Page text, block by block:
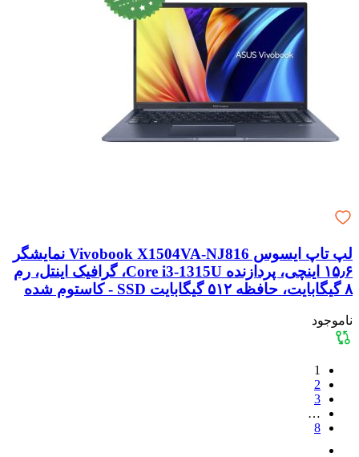
لپ تاپ ایسوس Vivobook X1504VA-NJ816 نمایشگر
۱۵٫۶ اینچی، پردازنده Core i3-1315U، گرافیک اینتل، رم
۸ گیگابایت، حافظه ۵۱۲ گیگابایت SSD - کاستوم شده
ناموجود
1
2
3
…
8